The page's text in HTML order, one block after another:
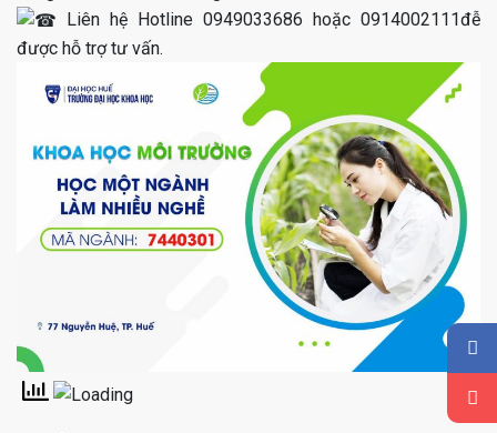
Liên hệ Hotline 0949033686 hoặc 0914002111đễ
được hỗ trợ tư vấn.